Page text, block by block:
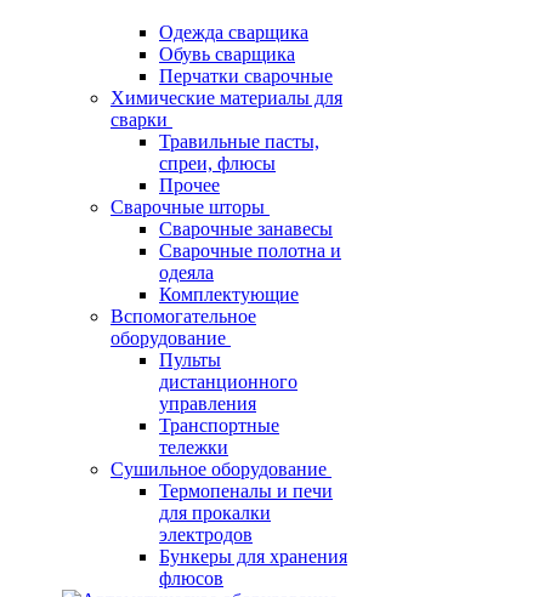
Одежда сварщика
Обувь сварщика
Перчатки сварочные
Химические материалы для
сварки
Травильные пасты,
спреи, флюсы
Прочее
Сварочные шторы
Сварочные занавесы
Сварочные полотна и
одеяла
Комплектующие
Вспомогательное
оборудование
Пульты
дистанционного
управления
Транспортные
тележки
Сушильное оборудование
Термопеналы и печи
для прокалки
электродов
Бункеры для хранения
флюсов